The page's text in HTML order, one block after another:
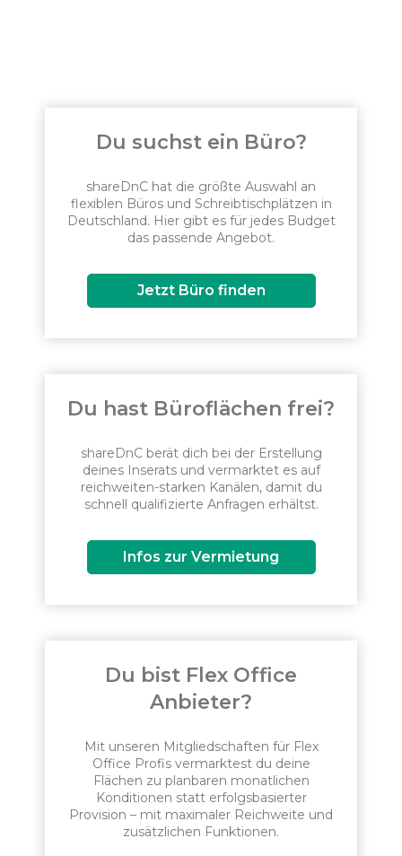
Du suchst ein Büro?
shareDnC hat die größte Auswahl an
flexiblen Büros und Schreibtischplätzen in
Deutschland. Hier gibt es für jedes Budget
das passende Angebot.
Jetzt Büro finden
Du hast Büroflächen frei?
shareDnC berät dich bei der Erstellung
deines Inserats und vermarktet es auf
reichweiten-starken Kanälen, damit du
schnell qualifizierte Anfragen erhältst.
Infos zur Vermietung
Du bist Flex Office
Anbieter?
Mit unseren Mitgliedschaften für Flex
Office Profis vermarktest du deine
Flächen zu planbaren monatlichen
Konditionen statt erfolgsbasierter
Provision – mit maximaler Reichweite und
zusätzlichen Funktionen.